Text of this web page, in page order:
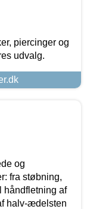
piercinger og
udvalg.
og
fra støbning,
håndfletning af
halv-ædelsten